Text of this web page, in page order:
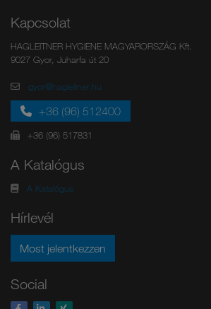
Kapcsolat
HAGLEITNER HYGIENE MAGYARORSZÁG Kft.
9027 Gyor, Juharfa út 20
gyor@hagleitner.hu
+36 (96) 512400
+36 (96) 517831
A Katalógus
A Katalógus
Hírlevél
Most jelentkezzen
Social